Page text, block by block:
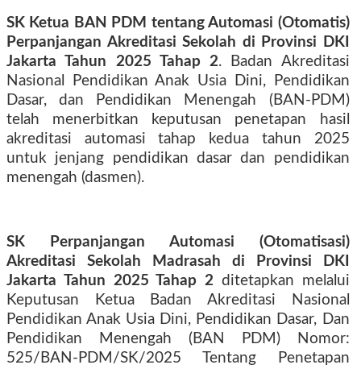
SK Ketua BAN PDM tentang Automasi (Otomatis)
Perpanjangan Akreditasi Sekolah di Provinsi DKI
Jakarta Tahun 2025 Tahap 2. Badan Akreditasi
Nasional Pendidikan Anak Usia Dini, Pendidikan
Dasar, dan Pendidikan Menengah (BAN-PDM)
telah menerbitkan keputusan penetapan hasil
akreditasi automasi tahap kedua tahun 2025
untuk jenjang pendidikan dasar dan pendidikan
menengah (dasmen).
SK Perpanjangan Automasi (Otomatisasi)
Akreditasi Sekolah Madrasah di Provinsi DKI
Jakarta Tahun 2025 Tahap 2 ditetapkan melalui
Keputusan Ketua Badan Akreditasi Nasional
Pendidikan Anak Usia Dini, Pendidikan Dasar, Dan
Pendidikan Menengah (BAN PDM) Nomor:
525/BAN-PDM/SK/2025 Tentang Penetapan